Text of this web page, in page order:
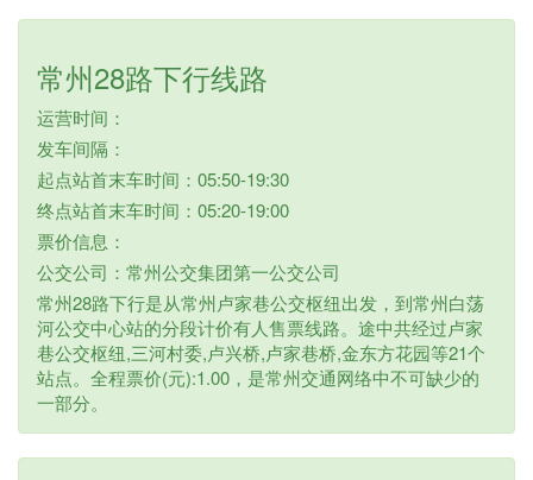
常州28路下行线路
运营时间：
发车间隔：
起点站首末车时间：05:50-19:30
终点站首末车时间：05:20-19:00
票价信息：
公交公司：常州公交集团第一公交公司
常州28路下行是从常州卢家巷公交枢纽出发，到常州白荡
河公交中心站的分段计价有人售票线路。途中共经过卢家
巷公交枢纽,三河村委,卢兴桥,卢家巷桥,金东方花园等21个
站点。全程票价(元):1.00，是常州交通网络中不可缺少的
一部分。